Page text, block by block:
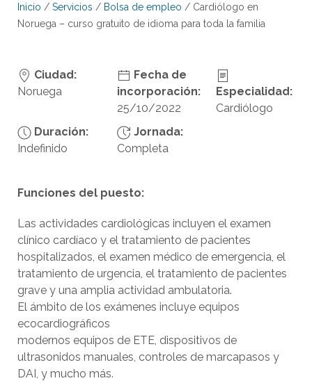
Inicio / Servicios / Bolsa de empleo / Cardiólogo en
Noruega – curso gratuito de idioma para toda la familia
Ciudad:
Noruega
Fecha de
incorporación:
25/10/2022
Especialidad:
Cardiólogo
Duración:
Indefinido
Jornada:
Completa
Funciones del puesto:
Las actividades cardiológicas incluyen el examen
clínico cardíaco y el tratamiento de pacientes
hospitalizados, el examen médico de emergencia, el
tratamiento de urgencia, el tratamiento de pacientes
grave y una amplia actividad ambulatoria.
El ámbito de los exámenes incluye equipos
ecocardiográficos
modernos equipos de ETE, dispositivos de
ultrasonidos manuales, controles de marcapasos y
DAI, y mucho más.